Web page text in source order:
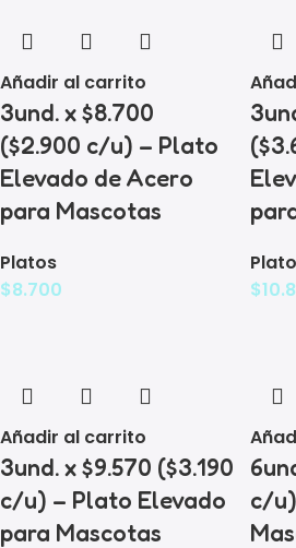
Añadir al carrito
3und. x $8.700
($2.900 c/u) – Plato
Elevado de Acero
para Mascotas
Platos
$8.700
$
Añadir al carrito
3und. x $9.570 ($3.190
c/u) – Plato Elevado
para Mascotas
c/